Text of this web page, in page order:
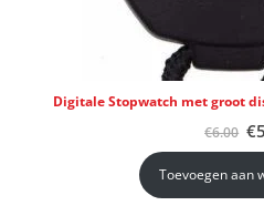
Digitale Stopwatch met groot
€6.00 €
Toevoegen aan